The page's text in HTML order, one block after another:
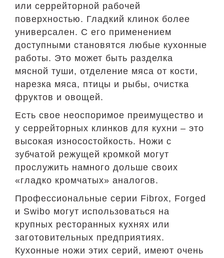
или серрейторной рабочей
поверхностью. Гладкий клинок более
универсален. С его применением
доступными становятся любые кухонные
работы. Это может быть разделка
мясной туши, отделение мяса от кости,
нарезка мяса, птицы и рыбы, очистка
фруктов и овощей.
Есть свое неоспоримое преимущество и
у серрейторных клинков для кухни – это
высокая износостойкость. Ножи с
зубчатой режущей кромкой могут
прослужить намного дольше своих
«гладко кромчатых» аналогов.
Профессиональные серии Fibrox, Forged
и Swibo могут использоваться на
крупных ресторанных кухнях или
заготовительных предприятиях.
Кухонные ножи этих серий, имеют очень